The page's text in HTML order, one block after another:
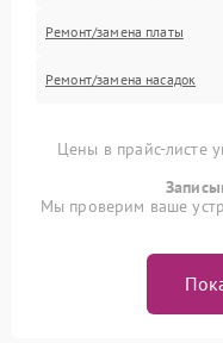
Ремонт/замена платы
Ремонт/замена насадок
Цены в прайс-листе
Мы проверим ваше